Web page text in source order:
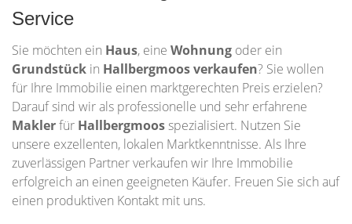
Service
Sie möchten ein Haus, eine Wohnung oder ein
Grundstück in Hallbergmoosverkaufen? Sie wollen
für Ihre Immobilie einen marktgerechten Preis erzielen?
Darauf sind wir als professionelle und sehr erfahrene
Maklerfür Hallbergmoosspezialisiert. Nutzen Sie
unsere exzellenten, lokalen Marktkenntnisse. Als Ihre
zuverlässigen Partner verkaufen wir Ihre Immobilie
erfolgreich an einen geeigneten Käufer. Freuen Sie sich auf
einen produktiven Kontakt mit uns.